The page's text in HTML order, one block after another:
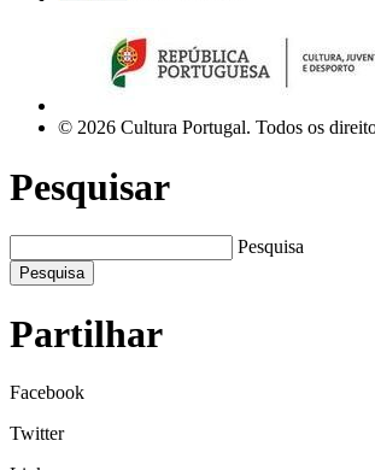
© 2026 Cultura Portugal. Todos os
Pesquisar
Pesquisa
Pesquisa
Partilhar
Facebook
Twitter